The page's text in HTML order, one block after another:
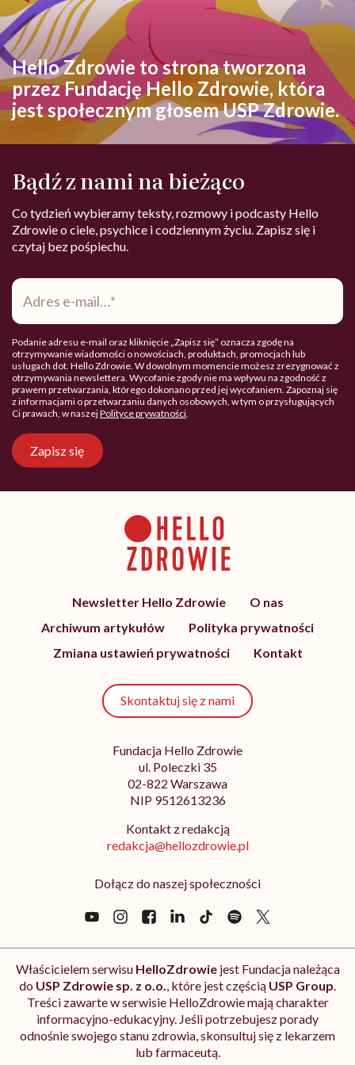
Hello Zdrowie to strona tworzona
przez Fundację Hello Zdrowie, która
jest społecznym głosem USP Zdrowie.
Bądź z nami na bieżąco
Co tydzień wybieramy teksty, rozmowy i podcasty Hello
Zdrowie o ciele, psychice i codziennym życiu. Zapisz się i
czytaj bez pośpiechu.
Adres
mail*
Podanie adresu e-mail oraz kliknięcie „Zapisz się” oznacza zgodę na
otrzymywanie wiadomości o nowościach, produktach, promocjach lub
usługach dot. Hello Zdrowie. W dowolnym momencie możesz zrezygnować z
otrzymywania newslettera. Wycofanie zgody nie ma wpływu na zgodność z
prawem przetwarzania, którego dokonano przed jej wycofaniem. Zapoznaj się
z informacjami o przetwarzaniu danych osobowych, w tym o przysługujących
Ci prawach, w naszejPolityce prywatności.
Zapisz się
Newsletter Hello Zdrowie
O nas
Archiwum artykułów
Polityka prywatności
Zmiana ustawień prywatności
Kontakt
Skontaktuj się z nami
Fundacja Hello Zdrowie
ul. Poleczki 35
02-822 Warszawa
NIP 9512613236
Kontakt z redakcją
redakcja@hellozdrowie.pl
Dołącz do naszej społeczności
Właścicielem serwisu HelloZdrowiejest Fundacja należąca
do USP Zdrowie sp. z o.o., które jest częścią USP Group.
Treści zawarte w serwisie HelloZdrowie mają charakter
informacyjno-edukacyjny. Jeśli potrzebujesz porady
odnośnie swojego stanu zdrowia, skonsultuj się z lekarzem
lub farmaceutą.